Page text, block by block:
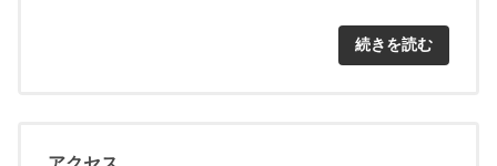
続きを読む